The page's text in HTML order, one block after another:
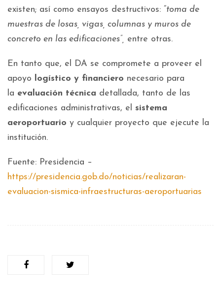
existen; así como ensayos destructivos: “toma de
muestras de losas, vigas, columnas y muros de
concreto en las edificaciones”, entre otras.
En tanto que, el DA se compromete a proveer el
apoyo logístico y financiero necesario para
la evaluación técnica detallada, tanto de las
edificaciones administrativas, el sistema
aeroportuario y cualquier proyecto que ejecute la
institución.
Fuente: Presidencia –
https://presidencia.gob.do/noticias/realizaran-
evaluacion-sismica-infraestructuras-aeroportuarias